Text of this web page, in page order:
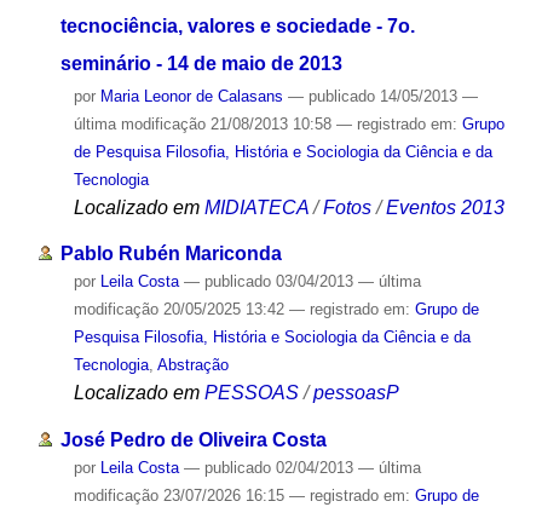
tecnociência, valores e sociedade - 7o.
seminário - 14 de maio de 2013
por Maria Leonor de Calasans — publicado14/05/2013 —
última modificação21/08/2013 10:58 — registrado em: Grupo
de Pesquisa Filosofia, História e Sociologia da Ciência e da
Tecnologia
Localizado em MIDIATECA /Fotos /Eventos 2013
Pablo Rubén Mariconda
por Leila Costa — publicado03/04/2013 — última
modificação20/05/2025 13:42 — registrado em: Grupo de
Pesquisa Filosofia, História e Sociologia da Ciência e da
Tecnologia, Abstração
Localizado em PESSOAS /pessoasP
José Pedro de Oliveira Costa
por Leila Costa — publicado02/04/2013 — última
modificação23/07/2026 16:15 — registrado em: Grupo de